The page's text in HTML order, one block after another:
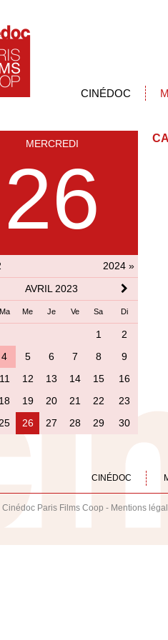
CINÉDOC
MERCREDI
26
2024 »
AVRIL 2023
Ma Me Je Ve Sa Di
1
2
4 5 6 7 8
9
11 12 13 14 15
16
18 19 20 21 22
23
25 26 27 28 29 30
CINÉDOC
Paris Films Coop - Mentions